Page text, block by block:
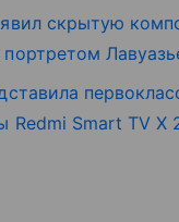
скрытую
Redmi Smart TV X